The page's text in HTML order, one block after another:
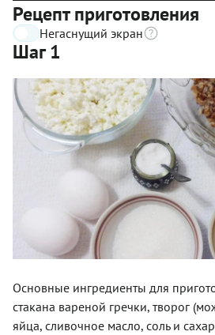
Рецепт приготовления
Негаснущий экран
Шаг 1
Основные ингредиенты для
стакана вареной гречки, творог
яйца, сливочное масло, соль и